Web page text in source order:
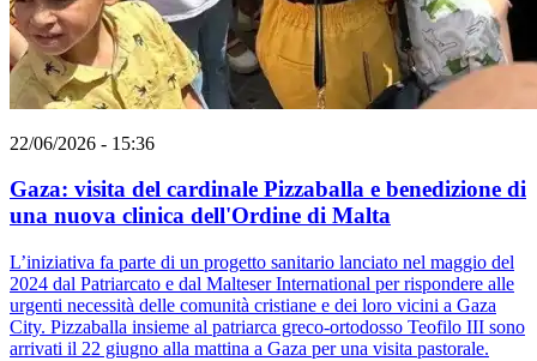
22/06/2026 - 15:36
Gaza: visita del cardinale Pizzaballa e benedizione di
una nuova clinica dell'Ordine di Malta
L’iniziativa fa parte di un progetto sanitario lanciato nel maggio del
2024 dal Patriarcato e dal Malteser International per rispondere alle
urgenti necessità delle comunità cristiane e dei loro vicini a Gaza
City. Pizzaballa insieme al patriarca greco-ortodosso Teofilo III sono
arrivati il 22 giugno alla mattina a Gaza per una visita pastorale.